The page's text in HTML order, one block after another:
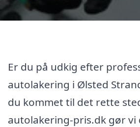
Er du på udkig efter
autolakering i Ølsted
du kommet til det rette
autolakering-pris.dk gør